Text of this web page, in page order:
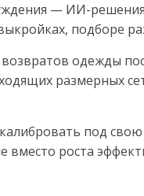
— ИИ-
подборе
возвратов одежды
размерных
под
роста